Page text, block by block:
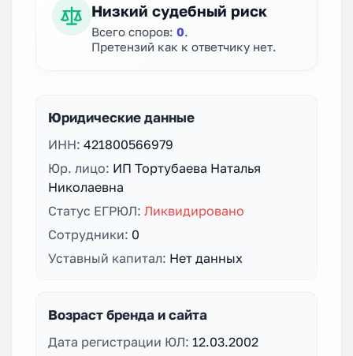
Низкий судебный риск
Всего споров: 0
Претензий как к ответчику нет.
Юридические данные
ИНН: 421800566979
Юр. лицо: ИП Тортубаева Наталья
Николаевна
Статус ЕГРЮЛ: Ликвидировано
Сотрудники: 0
Уставный капитал: Нет данных
Возраст бренда и сайта
Дата регистрации ЮЛ: 12.03.2002